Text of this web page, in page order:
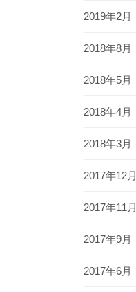
2019年2月
2018年8月
2018年5月
2018年4月
2018年3月
2017年12月
2017年11月
2017年9月
2017年6月